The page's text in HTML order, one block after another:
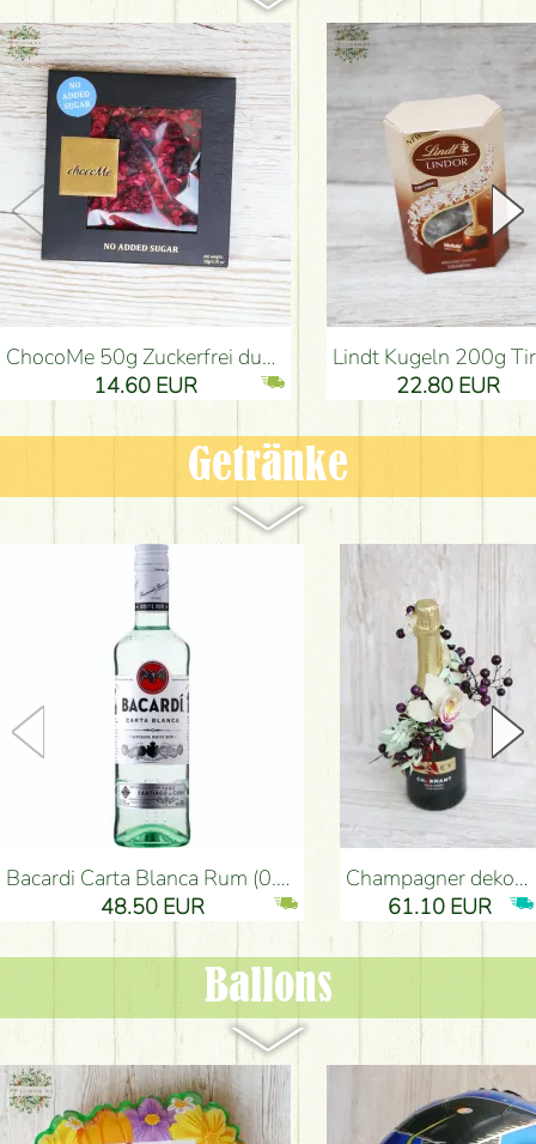
ChocoMe 50g Zuckerfrei dunkle Schokolade, Brombeere, Sauerkirsche, Himbeere
14.60 EUR
Lindt Kugeln 200g
22.80 EUR
Getränke
Bacardi Carta Blanca Rum (0.7l, 37.5%)
48.50 EUR
Champagner dekoriert mit Trockenblumen und Orchidee
61.10 EUR
Ballons